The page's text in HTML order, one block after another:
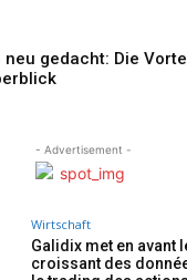
neu gedacht: Die
- Advertisement -
Wirtschaft
Galidix met en avant
croissant des